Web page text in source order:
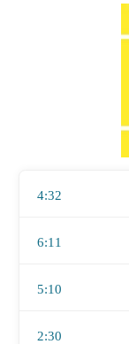
4:32
6:11
5:10
2:30